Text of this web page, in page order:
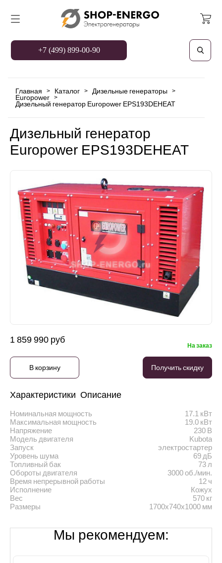
+7 (499) 899-00-90
Главная > Каталог > Дизельные генераторы >
Europower >
Дизельный генератор Europower EPS193DEHEAT
Дизельный генератор
Europower EPS193DEHEAT
1 859 990 руб
На заказ
В корзину Получить скидку
Характеристики Описание
Номинальная мощность
17.1 кВт
Максимальная мощность
19.0 кВт
Напряжение
230 В
Модель двигателя
Kubota
Запуск
электростартер
Уровень шума
69 дБ
Топливный бак
73 л
Обороты двигателя
3000 об./мин.
Время непрерывной работы
12 ч
Исполнение
Кожух
Вес
570 кг
Размеры
1700х740х1000 мм
Мы рекомендуем: